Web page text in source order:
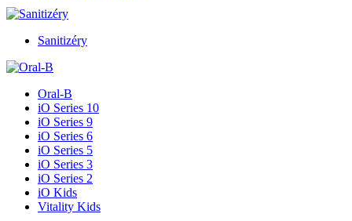
Sanitizéry
Oral-B
iO Series 10
iO Series 9
iO Series 6
iO Series 5
iO Series 3
iO Series 2
iO Kids
Vitality Kids